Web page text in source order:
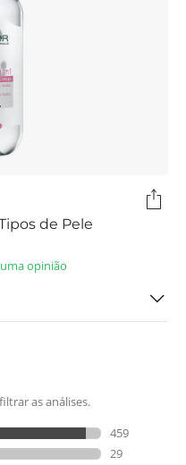
de Pele
opinião